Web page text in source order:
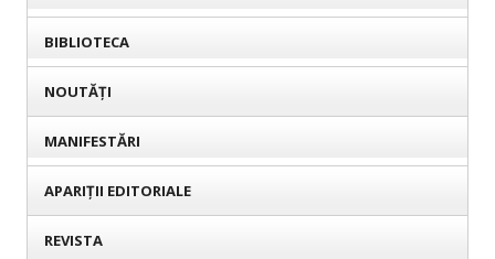
BIBLIOTECA
NOUTĂȚI
MANIFESTĂRI
APARIȚII EDITORIALE
REVISTA